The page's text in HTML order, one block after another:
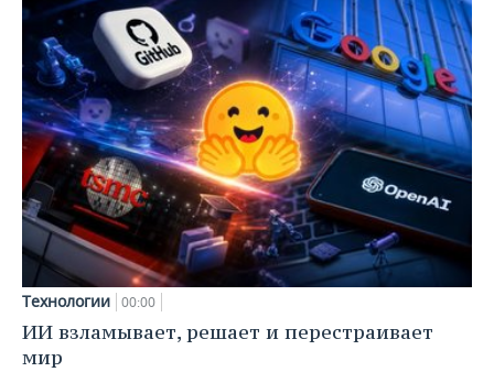
Технологии 00:00
ИИ взламывает, решает и перестраивает
мир